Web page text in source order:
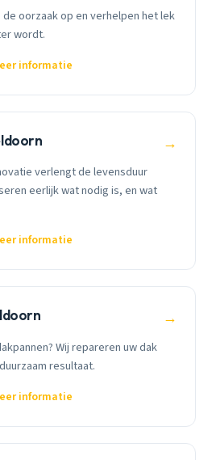
de oorzaak op en verhelpen het lek
wordt.
informatie
→
verlengt de levensduur
eerlijk wat nodig is, en wat
informatie
→
Wij repareren uw dak
resultaat.
informatie